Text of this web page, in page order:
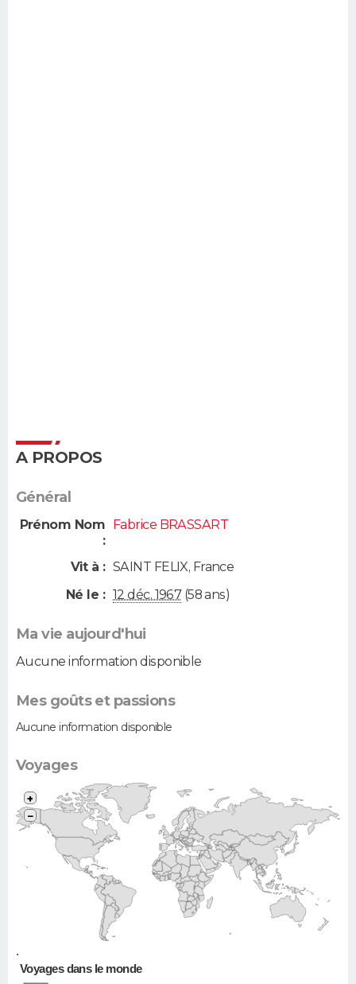
A PROPOS
Général
Prénom Nom
:
Fabrice BRASSART
Vit à : SAINT FELIX, France
Né le : 12 déc. 1967(58 ans)
Ma vie aujourd'hui
Aucune information disponible
Mes goûts et passions
Aucune information disponible
Voyages
•
+
−
Voyages dans le monde